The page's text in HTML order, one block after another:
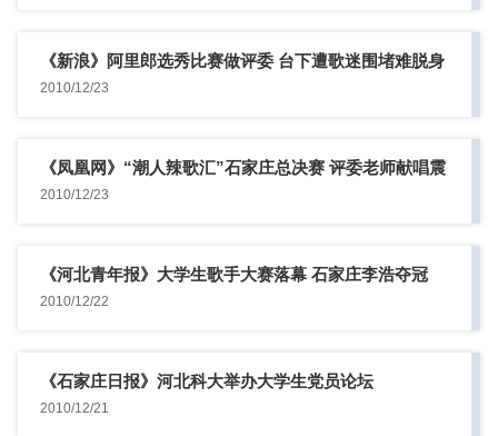
《新浪》阿里郎选秀比赛做评委 台下遭歌迷围堵难脱身
2010/12/23
《凤凰网》“潮人辣歌汇”石家庄总决赛 评委老师献唱震
撼全场
2010/12/23
《河北青年报》大学生歌手大赛落幕 石家庄李浩夺冠
2010/12/22
《石家庄日报》河北科大举办大学生党员论坛
2010/12/21